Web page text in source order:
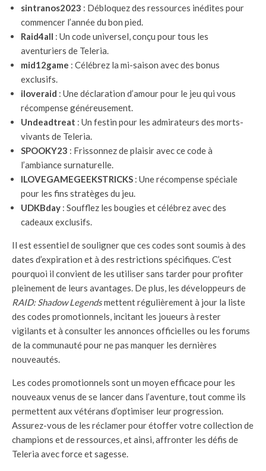
sintranos2023 : Débloquez des ressources inédites pour
commencer l’année du bon pied.
Raid4all : Un code universel, conçu pour tous les
aventuriers de Teleria.
mid12game : Célébrez la mi-saison avec des bonus
exclusifs.
iloveraid : Une déclaration d’amour pour le jeu qui vous
récompense généreusement.
Undeadtreat : Un festin pour les admirateurs des morts-
vivants de Teleria.
SPOOKY23 : Frissonnez de plaisir avec ce code à
l’ambiance surnaturelle.
ILOVEGAMEGEEKSTRICKS : Une récompense spéciale
pour les fins stratèges du jeu.
UDKBday : Soufflez les bougies et célébrez avec des
cadeaux exclusifs.
Il est essentiel de souligner que ces codes sont soumis à des
dates d’expiration et à des restrictions spécifiques. C’est
pourquoi il convient de les utiliser sans tarder pour profiter
pleinement de leurs avantages. De plus, les développeurs de
RAID: Shadow Legendsmettent régulièrement à jour la liste
des codes promotionnels, incitant les joueurs à rester
vigilants et à consulter les annonces officielles ou les forums
de la communauté pour ne pas manquer les dernières
nouveautés.
Les codes promotionnels sont un moyen efficace pour les
nouveaux venus de se lancer dans l’aventure, tout comme ils
permettent aux vétérans d’optimiser leur progression.
Assurez-vous de les réclamer pour étoffer votre collection de
champions et de ressources, et ainsi, affronter les défis de
Teleria avec force et sagesse.